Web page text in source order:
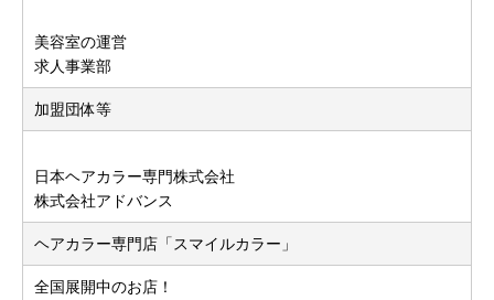
美容室の運営
求人事業部
加盟団体等
日本ヘアカラー専門株式会社
株式会社アドバンス
ヘアカラー専門店「スマイルカラー」
全国展開中のお店！